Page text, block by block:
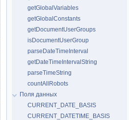
getGlobalVariables
getGlobalConstants
getDocumentUserGroups
isDocumentUserGroup
parseDateTimeInterval
getDateTimeIntervalString
parseTimeString
countAllRobots
Поля данных
CURRENT_DATE_BASIS
CURRENT_DATETIME_BASIS